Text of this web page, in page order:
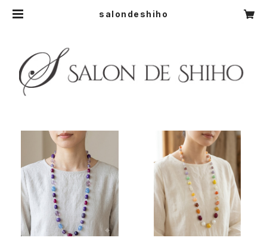
salondeshiho